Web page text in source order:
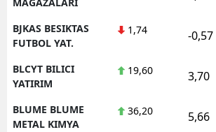
BJKAS BESIKTAS
FUTBOL YAT.
1,74 -0,57
BLCYT BILICI
YATIRIM
19,60 3,70
BLUME BLUME
METAL KIMYA
36,20 5,66